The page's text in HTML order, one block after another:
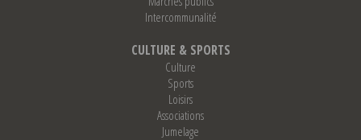
Intercommunalité
CULTURE & SPORTS
Culture
Sports
Loisirs
Associations
Jumelage